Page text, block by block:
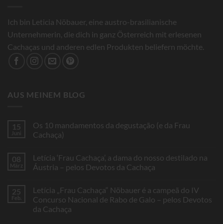
Ich bin Leticia Nöbauer, eine austro-brasilianische
Unternehmerin, die dich in ganz Österreich mit erlesenen
Cachaças und anderen edlen Produkten beliefern möchte.
AUS MEINEM BLOG
15
Juni
Os 10 mandamentos da degustação (e da Frau
Cachaça)
Os
10
degustação
(e
da
Frau
08
März
Letícia ‘Frau Cachaça’, a dama do nosso destilado na
Áustria – pelos Devotos da Cachaça
Letícia
‘Frau
Cachaça’,
25
Feb.
Letícia „Frau Cachaça“ Nöbauer é a campeã do IV
Concurso Nacional de Rabo de Galo – pelos Devotos
da Cachaça